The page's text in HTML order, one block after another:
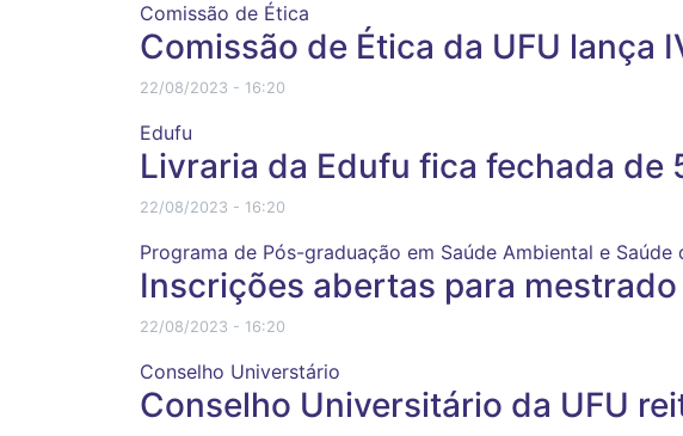
Comissão de Ética
Comissão de Ética da UFU lança
22/08/2023 - 16:20
Edufu
Livraria da Edufu fica fechada de
22/08/2023 - 16:20
Programa de Pós-graduação em Saúde Ambiental e Saúde
Inscrições abertas para
22/08/2023 - 16:20
Conselho Universtário
Conselho Universitário da UFU